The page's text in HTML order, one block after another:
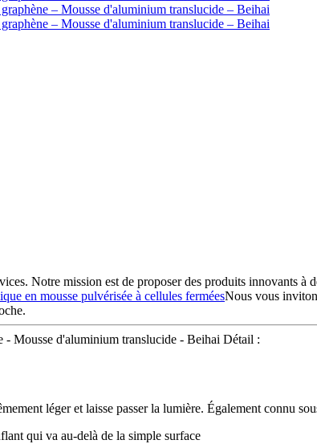
Notre mission est de proposer des produits innovants à
en mousse pulvérisée à cellules ferméesNous vous
- Mousse d'aluminium translucide - Beihai Détail :
léger et laisse passer la lumière. Également connu
qui va au-delà de la simple surface